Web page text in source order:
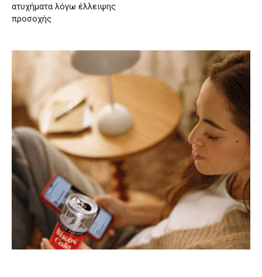
ατυχήματα λόγω έλλειψης
προσοχής